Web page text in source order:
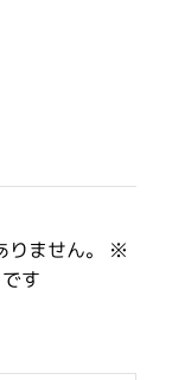
ません。
※
す